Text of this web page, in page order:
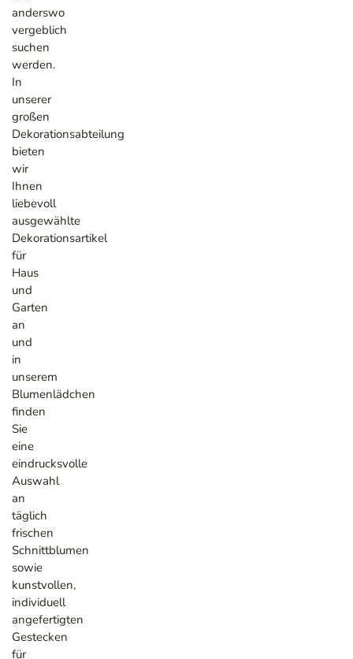
anderswo
vergeblich
suchen
werden.
In
unserer
großen
Dekorationsabteilung
bieten
wir
Ihnen
liebevoll
ausgewählte
Dekorationsartikel
für
Haus
und
Garten
an
und
in
unserem
Blumenlädchen
finden
Sie
eine
eindrucksvolle
Auswahl
an
täglich
frischen
Schnittblumen
sowie
kunstvollen,
individuell
angefertigten
Gestecken
für